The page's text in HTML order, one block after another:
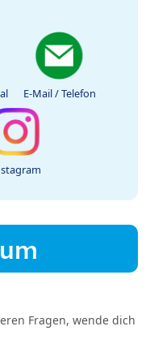
E-Mail / Telefon
Fragen, wende dich